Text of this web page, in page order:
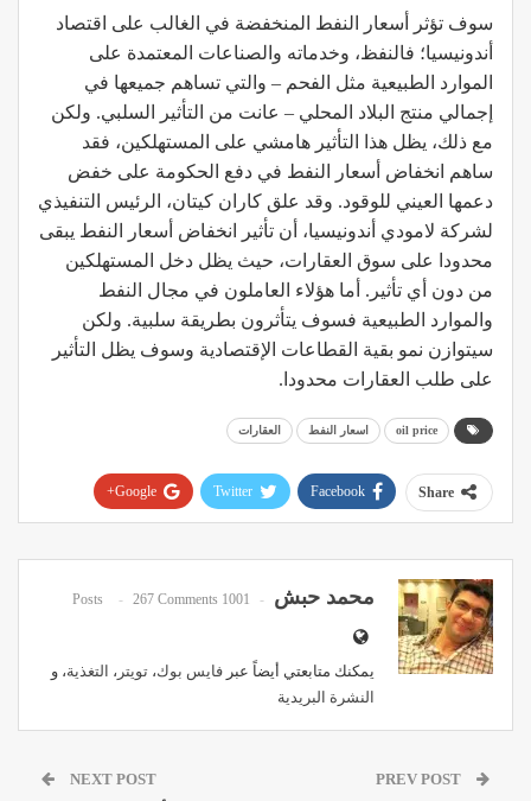
سوف تؤثر أسعار النفط المنخفضة في الغالب على اقتصاد
أندونيسيا؛ فالنفظ، وخدماته والصناعات المعتمدة على
الموارد الطبيعية مثل الفحم – والتي تساهم جميعها في
إجمالي منتج البلاد المحلي – عانت من التأثير السلبي. ولكن
مع ذلك، يظل هذا التأثير هامشي على المستهلكين، فقد
ساهم انخفاض أسعار النفط في دفع الحكومة على خفض
دعمها العيني للوقود. وقد علق كاران كيتان، الرئيس التنفيذي
لشركة لامودي أندونيسيا، أن تأثير انخفاض أسعار النفط يبقى
محدودا على سوق العقارات، حيث يظل دخل المستهلكين
من دون أي تأثير. أما هؤلاء العاملون في مجال النفط
والموارد الطبيعية فسوف يتأثرون بطريقة سلبية. ولكن
سيتوازن نمو بقية القطاعات الإقتصادية وسوف يظل التأثير
على طلب العقارات محدودا.
oil price اسعار النفط العقارات
Share
Facebook
Twitter
Google+
محمد حبش 1001 Posts
267 Comments
يمكنك متابعتي أيضاً عبر فايس بوك، تويتر ، التغذية، و
النشرة البريدية
NEXT POST